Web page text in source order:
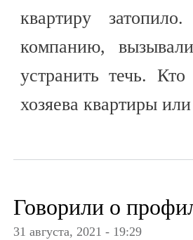
квартиру
компанию,
устранить течь.
хозяева квартиры
Говорили о
31 августа, 2021 - 19:29